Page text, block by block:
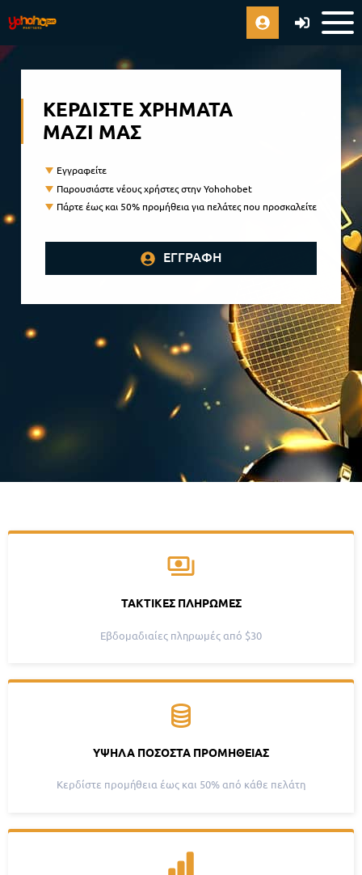
ΚΕΡΔΊΣΤΕ ΧΡΉΜΑΤΑ
ΜΑΖΊ ΜΑΣ
Εγγραφείτε
Παρουσιάστε νέους χρήστες στην Yohohobet
Πάρτε έως και 50% προμήθεια για πελάτες που προσκαλείτε
ΕΓΓΡΑΦΉ
ΤΑΚΤΙΚΈΣ ΠΛΗΡΩΜΈΣ
Εβδομαδιαίες πληρωμές από $30
ΥΨΗΛΆ ΠΟΣΟΣΤΆ ΠΡΟΜΉΘΕΙΑΣ
Κερδίστε προμήθεια έως και 50% από κάθε πελάτη